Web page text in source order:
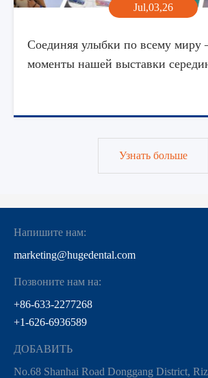
Jul,03,26
Соединяя улыбки по всему
моменты нашей выставки
Узнать больше
Напишите нам:
marketing@hugedental.com
Позвоните нам на:
+86-633-2277268
+1-626-6936589
ДОБАВИТЬ
No.68 Shanhai Road Donggang District,